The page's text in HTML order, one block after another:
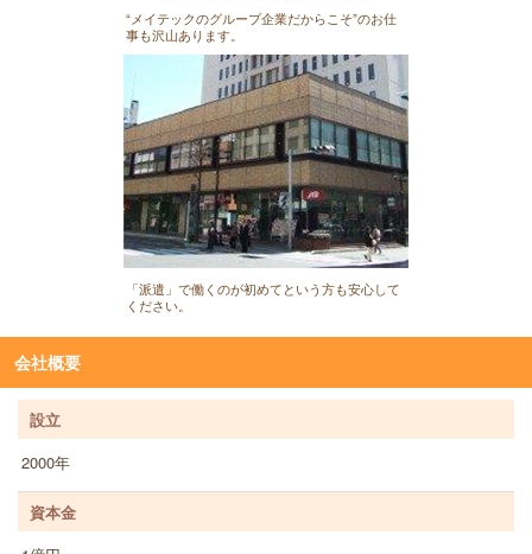
“メイテックのグループ企業だからこそ”のお仕
事も沢山あります。
「派遣」で働くのが初めてという方も安心して
ください。
会社概要
設立
2000年
資本金